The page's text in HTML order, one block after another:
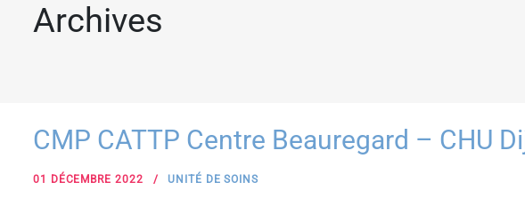
Archives
CMP CATTP Centre Beauregard – CHU
01 DÉCEMBRE 2022 UNITÉ DE SOINS